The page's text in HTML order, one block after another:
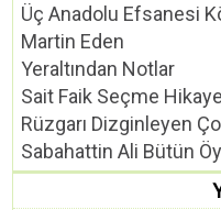
Üç Anadolu Efsanesi
Martin Eden
Yeraltından Notlar
Sait Faik Seçme
Rüzgarı Dizginleyen
Sabahattin Ali Bütün